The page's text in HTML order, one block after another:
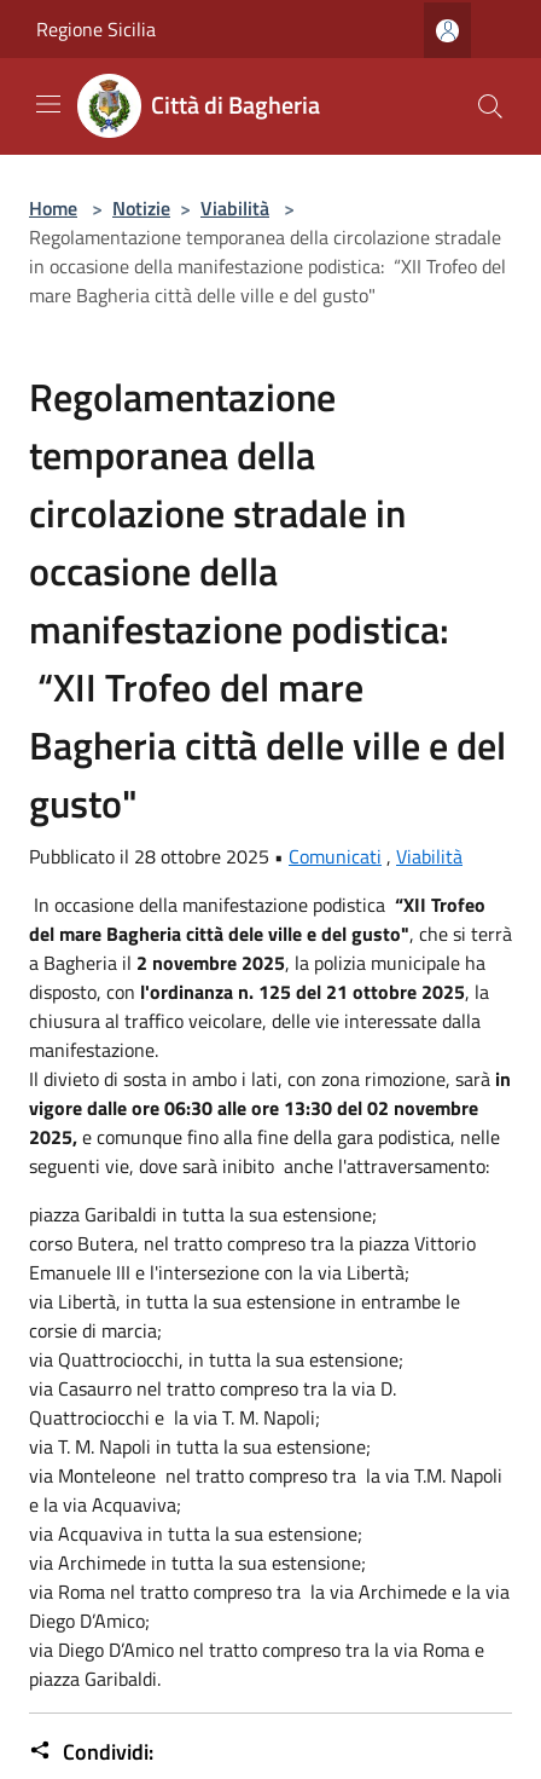
Regione Sicilia
Città di Bagheria
Home > Notizie > Viabilità >
Regolamentazione temporanea della circolazione stradale
in occasione della manifestazione podistica: “XII Trofeo del
mare Bagheria città delle ville e del gusto"
Regolamentazione
temporanea della
circolazione stradale in
occasione della
manifestazione podistica:
“XII Trofeo del mare
Bagheria città delle ville e del
gusto"
Pubblicato il 28 ottobre 2025 • Comunicati , Viabilità
In occasione della manifestazione podistica “XII Trofeo
del mare Bagheria città dele ville e del gusto", che si terrà
a Bagheria il 2 novembre 2025, la polizia municipale ha
disposto, con l'ordinanza n. 125 del 21 ottobre 2025, la
chiusura al traffico veicolare, delle vie interessate dalla
manifestazione.
Il divieto di sosta in ambo i lati, con zona rimozione, sarà in
vigore dalle ore 06:30 alle ore 13:30 del 02 novembre
2025,e comunque fino alla fine della gara podistica, nelle
seguenti vie, dove sarà inibito anche l'attraversamento:
piazza Garibaldi in tutta la sua estensione;
corso Butera, nel tratto compreso tra la piazza Vittorio
Emanuele III e l'intersezione con la via Libertà;
via Libertà, in tutta la sua estensione in entrambe le
corsie di marcia;
via Quattrociocchi, in tutta la sua estensione;
via Casaurro nel tratto compreso tra la via D.
Quattrociocchi e la via T. M. Napoli;
via T. M. Napoli in tutta la sua estensione;
via Monteleone nel tratto compreso tra la via T.M. Napoli
e la via Acquaviva;
via Acquaviva in tutta la sua estensione;
via Archimede in tutta la sua estensione;
via Roma nel tratto compreso tra la via Archimede e la via
Diego D’Amico;
via Diego D’Amico nel tratto compreso tra la via Roma e
piazza Garibaldi.
Condividi: